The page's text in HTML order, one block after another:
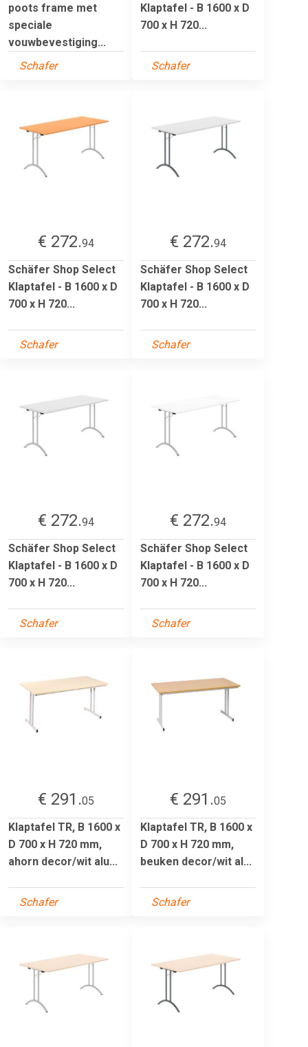
poots frame met
speciale
vouwbevestiging...
Schafer
Klaptafel - B 1600 x D
700 x H 720...
Schafer
€ 272.94
Schäfer Shop Select
Klaptafel - B 1600 x D
700 x H 720...
Schafer
€ 272.94
Schäfer Shop Select
Klaptafel - B 1600 x D
700 x H 720...
Schafer
€ 272.94
Schäfer Shop Select
Klaptafel - B 1600 x D
700 x H 720...
Schafer
€ 272.94
Schäfer Shop Select
Klaptafel - B 1600 x D
700 x H 720...
Schafer
€ 291.05
Klaptafel TR, B 1600 x
D 700 x H 720 mm,
ahorn decor/wit alu...
Schafer
€ 291.05
Klaptafel TR, B 1600 x
D 700 x H 720 mm,
beuken decor/wit al...
Schafer